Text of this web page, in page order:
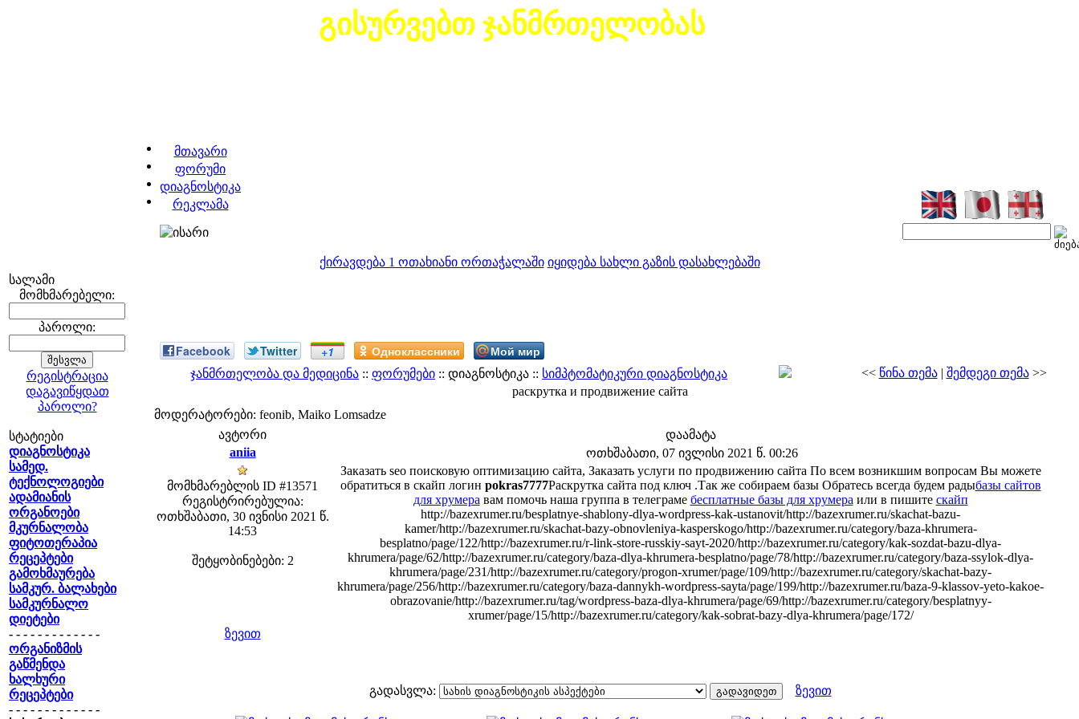
გისურვებთ ჯანმრთელობას
მთავარი
ფორუმი
დიაგნოსტიკა
რეკლამა
ქირავდება 1 ოთახიანი ორთაჭალაში იყიდება სახლი გაზის დასახლებაში
სალამი
მომხმარებელი:
პაროლი:
რეგისტრაცია
დაგავიწყდათ
პაროლი?
სტატიები
დიაგნოსტიკა
სამედ.
ტექნოლოგიები
ადამიანის
ორგანოები
მკურნალობა
ფიტოთერაპია
რეცეპტები
გამოხმაურება
სამკურ. ბალახები
სამკურნალო
დიეტები
- - - - - - - - - - - - -
ორგანიზმის
გაწმენდა
ხალხური
რეცეპტები
- - - - - - - - - - - - -
Facebook Twitter +1 Одноклассники Мой мир
ჯანმრთელობა და მედიცინა :: ფორუმები :: დიაგნოსტიკა :: სიმპტომატიკური დიაგნოსტიკა << წინა თემა| შემდეგი თემა>>
раскрутка и продвижение сайта
მოდერატორები: feonib, Maiko Lomsadze
ავტორი
დაამატა
aniia
ოთხშაბათი, 07 ივლისი 2021 წ. 00:26
მომხმარებლის ID #13571
რეგისტრირებულია:
ოთხშაბათი, 30 ივნისი 2021 წ.
14:53
შეტყობინებები: 2
Заказать seo поисковую оптимизацию сайта, Заказать услуги по продвижению сайта По всем возникшим вопросам Вы можете
обратиться в скайп логин pokras7777Раскрутка сайта под ключ .Так же собираем базы Обратесь всегда будем радыбазы сайтов
для хрумера вам помочь наша группа в телеграме бесплатные базы для хрумера или в пишите скайп
http://bazexrumer.ru/besplatnye-shablony-dlya-wordpress-kak-ustanovit/http://bazexrumer.ru/skachat-bazu-
kamer/http://bazexrumer.ru/skachat-bazy-obnovleniya-kasperskogo/http://bazexrumer.ru/category/baza-khrumera-
besplatno/page/122/http://bazexrumer.ru/r-link-store-russkiy-sayt-2020/http://bazexrumer.ru/category/kak-sozdat-bazu-dlya-
khrumera/page/62/http://bazexrumer.ru/category/baza-dlya-khrumera-besplatno/page/78/http://bazexrumer.ru/category/baza-ssylok-dlya-
khrumera/page/231/http://bazexrumer.ru/category/progon-xrumer/page/109/http://bazexrumer.ru/category/skachat-bazy-
khrumera/page/256/http://bazexrumer.ru/category/baza-dannykh-wordpress-sayta/page/199/http://bazexrumer.ru/baza-9-klassov-yeto-kakoe-
obrazovanie/http://bazexrumer.ru/tag/wordpress-baza-dlya-khrumera/page/69/http://bazexrumer.ru/category/besplatnyy-
xrumer/page/15/http://bazexrumer.ru/category/kak-sobrat-bazy-dlya-khrumera/page/172/
ზევით
გადასვლა: ზევით